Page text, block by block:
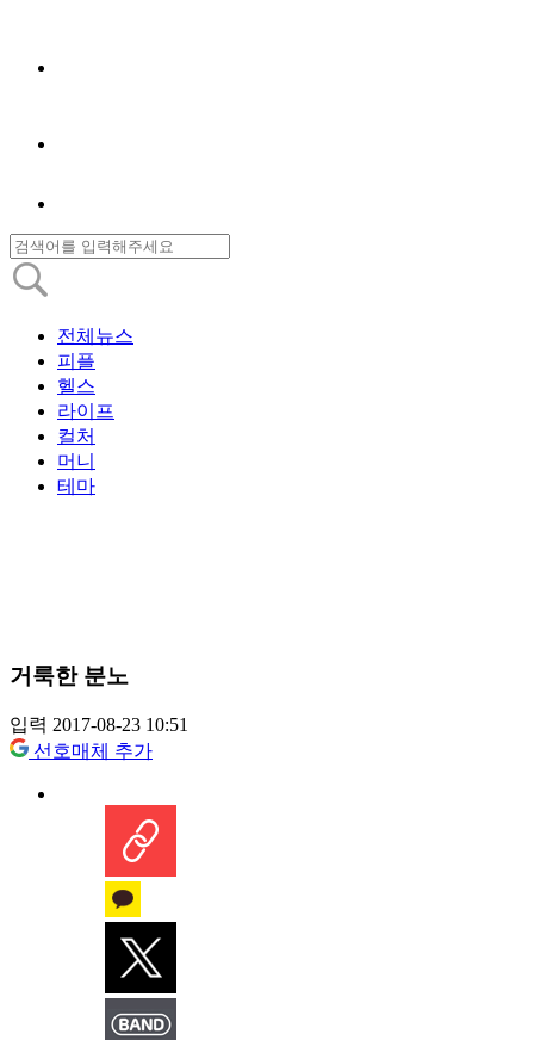
전체뉴스
피플
헬스
라이프
컬처
머니
테마
거룩한 분노
입력 2017-08-23 10:51
선호매체 추가